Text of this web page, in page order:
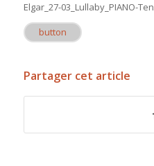
Elgar_27-03_Lullaby_PIANO-
button
Partager cet article